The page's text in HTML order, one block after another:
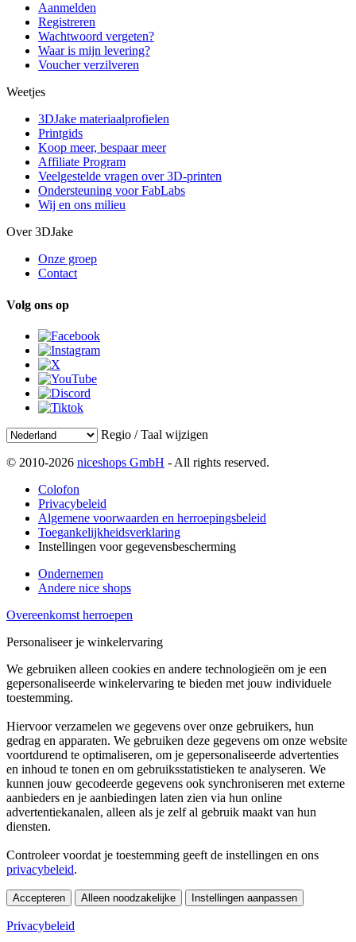
Aanmelden
Registreren
Wachtwoord vergeten?
Waar is mijn levering?
Voucher verzilveren
Weetjes
3DJake materiaalprofielen
Printgids
Koop meer, bespaar meer
Affiliate Program
Veelgestelde vragen over 3D-printen
Ondersteuning voor FabLabs
Wij en ons milieu
Over 3DJake
Onze groep
Contact
Volg ons op
Regio / Taal wijzigen
© 2010-2026 niceshops GmbH - All rights reserved.
Colofon
Privacybeleid
Algemene voorwaarden en herroepingsbeleid
Toegankelijkheidsverklaring
Instellingen voor gegevensbescherming
Ondernemen
Andere nice shops
Overeenkomst herroepen
Personaliseer je winkelervaring
We gebruiken alleen cookies en andere technologieën om je een
gepersonaliseerde winkelervaring te bieden met jouw individuele
toestemming.
Hiervoor verzamelen we gegevens over onze gebruikers, hun
gedrag en apparaten. We gebruiken deze gegevens om onze website
voortdurend te optimaliseren, om je gepersonaliseerde advertenties
en inhoud te tonen en om gebruiksstatistieken te analyseren. We
kunnen jouw gecodeerde gegevens ook synchroniseren met externe
aanbieders en je aanbiedingen laten zien via hun online
advertentiekanalen, alleen als je zelf al gebruik maakt van hun
diensten.
Controleer voordat je toestemming geeft de instellingen en ons
privacybeleid.
Accepteren Alleen noodzakelijke Instellingen aanpassen
Privacybeleid